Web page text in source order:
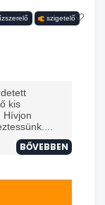
szigetelő
kis
Hívjon
BŐVEBBEN